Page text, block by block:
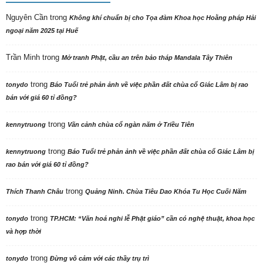
Nguyên Cần trong Không khí chuẩn bị cho Tọa đàm Khoa học Hoằng pháp Hải
ngoại năm 2025 tại Huế
Trần Minh trong Mở tranh Phật, cầu an trên bảo tháp Mandala Tây Thiên
tonydo trong Báo Tuổi trẻ phản ảnh về việc phần đất chùa cổ Giác Lâm bị rao
bán với giá 60 tỉ đồng?
kennytruong trong Vãn cảnh chùa cổ ngàn năm ở Triều Tiên
kennytruong trong Báo Tuổi trẻ phản ảnh về việc phần đất chùa cổ Giác Lâm bị
rao bán với giá 60 tỉ đồng?
Thích Thanh Châu trong Quảng Ninh. Chùa Tiêu Dao Khóa Tu Học Cuối Năm
tonydo trong TP.HCM: “Văn hoá nghi lễ Phật giáo” cần có nghệ thuật, khoa học
và hợp thời
tonydo trong Đừng vô cảm với các thầy trụ trì